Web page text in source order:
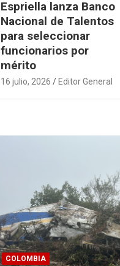
Espriella lanza Banco
Nacional de Talentos
para seleccionar
funcionarios por
mérito
16 julio, 2026 Editor General
COLOMBIA